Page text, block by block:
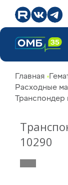
Главная
Расходные
Транспондер
10290